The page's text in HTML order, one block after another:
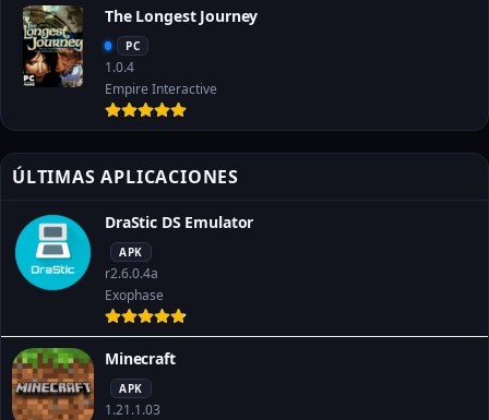
The Longest Journey
PC
1.0.4
Empire Interactive
ÚLTIMAS APLICACIONES
DraStic DS Emulator
APK
r2.6.0.4a
Exophase
Minecraft
APK
1.21.1.03